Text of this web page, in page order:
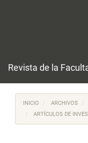
Revista de la
INICIO ARCHIVOS
ARTÍCULOS DE